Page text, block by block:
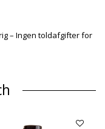
– Ingen toldafgifter for